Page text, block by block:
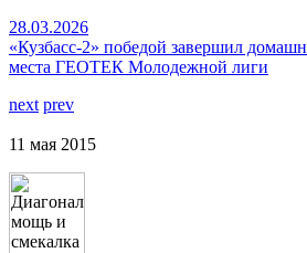
28.03.2026
«Кузбасс-2» победой завершил
места ГЕОТЕК Молодежной лиги
next prev
11 мая 2015